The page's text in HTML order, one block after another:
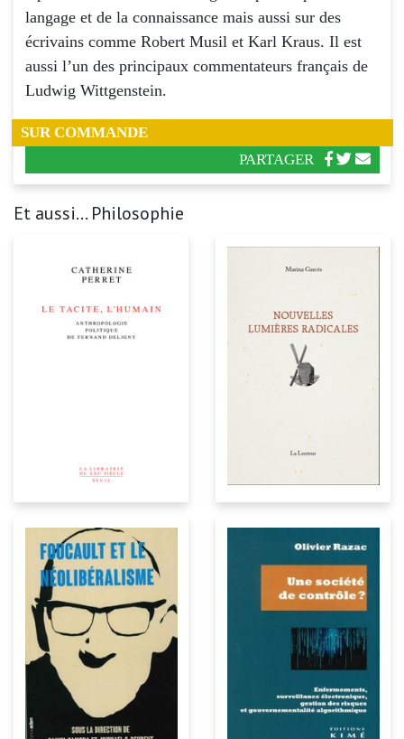
langage et de la connaissance mais aussi sur des
écrivains comme Robert Musil et Karl Kraus. Il est
aussi l’un des principaux commentateurs français de
Ludwig Wittgenstein.
SUR COMMANDE
PARTAGER
Et aussi... Philosophie